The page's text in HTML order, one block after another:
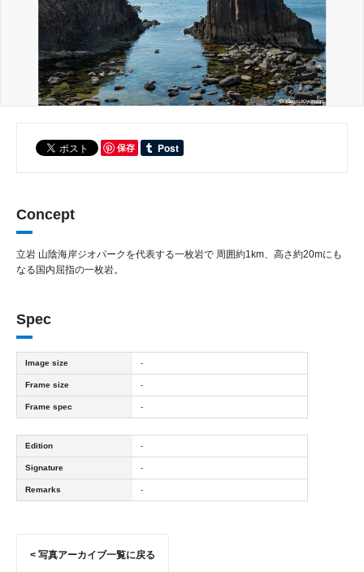
保存
Concept
立岩 山陰海岸ジオパークを代表する一枚岩で 周囲約1km、高さ約20mにも
なる国内屈指の一枚岩。
Spec
Image size -
Frame size -
Frame spec -
Edition -
Signature -
Remarks -
< 写真アーカイブ一覧に戻る